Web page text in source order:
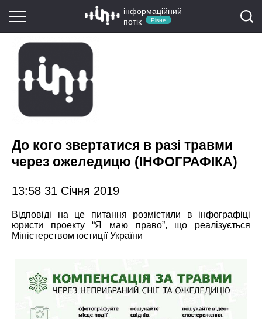
інформаційний
потік
Рівне
До кого звертатися в разі травми
через ожеледицю (ІНФОГРАФІКА)
13:58 31 Січня 2019
Відповіді на це питання розмістили в інфографіці
юристи проекту “Я маю право”, що реалізується
Міністерством юстиції України